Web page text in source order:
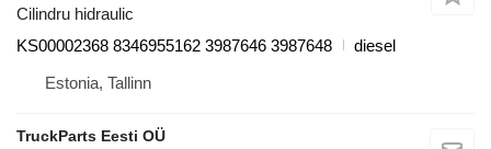
Cilindru hidraulic
KS00002368 8346955162 3987646 3987648
diesel
Estonia, Tallinn
TruckParts Eesti OÜ